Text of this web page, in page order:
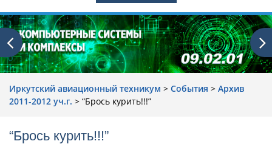
Иркутский авиационный техникум > События > Архив
2011-2012 уч.г. > “Брось курить!!!”
“Брось курить!!!”